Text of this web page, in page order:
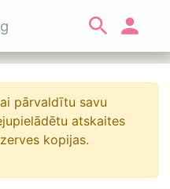
pārvaldītu savu
atskaites
kopijas.